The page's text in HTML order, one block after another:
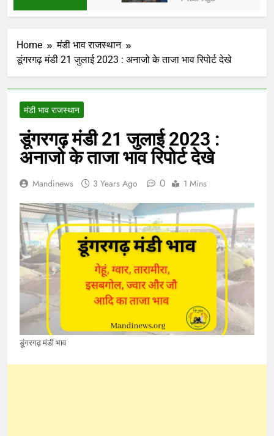
Home
मंडी भाव राजस्थान
डूंगरगढ़ मंडी 21 जुलाई 2023 : अनाजो के ताजा भाव रिपोर्ट देखे
मंडी भाव राजस्थान
डूंगरगढ़ मंडी 21 जुलाई 2023 :
अनाजो के ताजा भाव रिपोर्ट देखे
Mandinews 3 Years Ago 0 1 Mins
डूंगरगढ़ मंडी भाव